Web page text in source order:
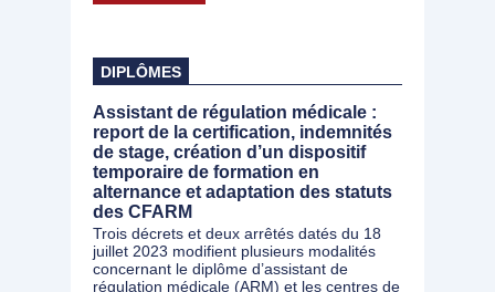
DIPLÔMES
Assistant de régulation médicale :
report de la certification, indemnités
de stage, création d’un dispositif
temporaire de formation en
alternance et adaptation des statuts
des CFARM
Trois décrets et deux arrêtés datés du 18
juillet 2023 modifient plusieurs modalités
concernant le diplôme d’assistant de
régulation médicale (ARM) et les centres de